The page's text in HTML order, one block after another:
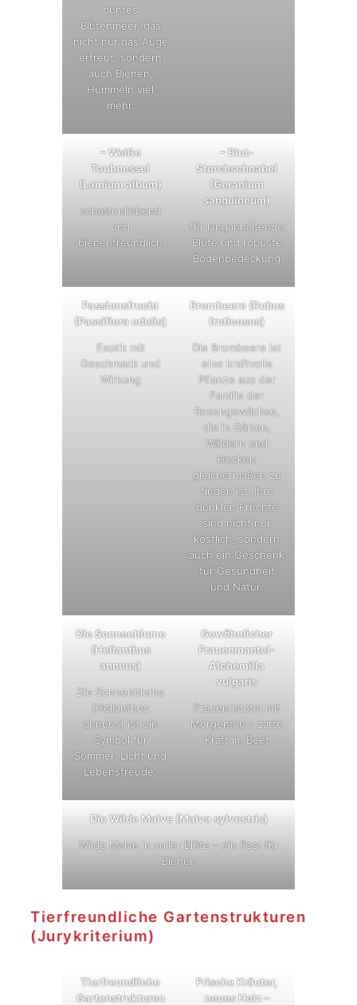
buntes
Blütenmeer, das
nicht nur das Auge
erfreut, sondern
auch Bienen,
Hummeln viel
mehr.
– Weiße
Taubnessel
(Lamium album)
schattenliebend
und
bienenfreundlich
– Blut-
Storchschnabel
(Geranium
sanguineum)
für langanhaltende
Blüte und robuste
Bodenbedeckung
Passionsfrucht
(Passiflora edulis)
Exotik mit
Geschmack und
Wirkung
Brombeere (Rubus
fruticosus)
Die Brombeere ist
eine kraftvolle
Pflanze aus der
Familie der
Rosengewächse,
die in Gärten,
Wäldern und
Hecken
gleichermaßen zu
finden ist. Ihre
dunklen Früchte
sind nicht nur
köstlich, sondern
auch ein Geschenk
für Gesundheit
und Natur.
Die Sonnenblume
(Helianthus
annuus)
Die Sonnenblume
(Helianthus
annuus) ist ein
Symbol für
Sommer, Licht und
Lebensfreude.
Gewöhnlicher
Frauenmantel-
Alchemilla
vulgaris
Frauenmantel mit
Morgentau – zarte
Kraft im Beet
Die Wilde Malve (Malva sylvestris)
Wilde Malve in voller Blüte – ein Fest für
Bienen
Tierfreundliche Gartenstrukturen
(Jurykriterium)
Tierfreundliche
Gartenstrukturen
Frische Kräuter,
neues Holz –